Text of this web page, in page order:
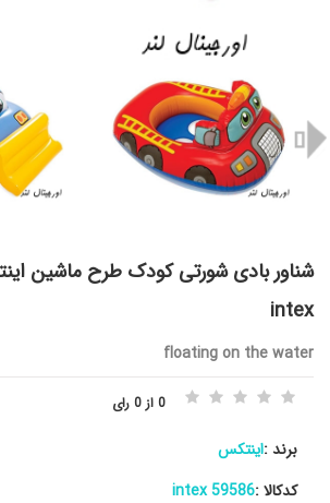
intex
floating on the water
0 از 0 رای
برند :اینتکس
کدکالا :59586 intex